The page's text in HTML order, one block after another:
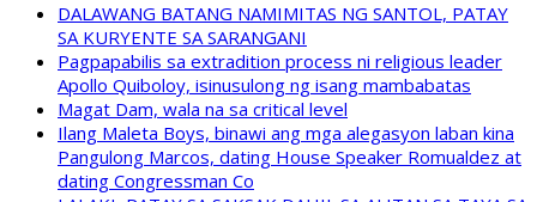
DALAWANG BATANG NAMIMITAS NG SANTOL, PATAY
SA KURYENTE SA SARANGANI
Pagpapabilis sa extradition process ni religious leader
Apollo Quiboloy, isinusulong ng isang mambabatas
Magat Dam, wala na sa critical level
Ilang Maleta Boys, binawi ang mga alegasyon laban kina
Pangulong Marcos, dating House Speaker Romualdez at
dating Congressman Co